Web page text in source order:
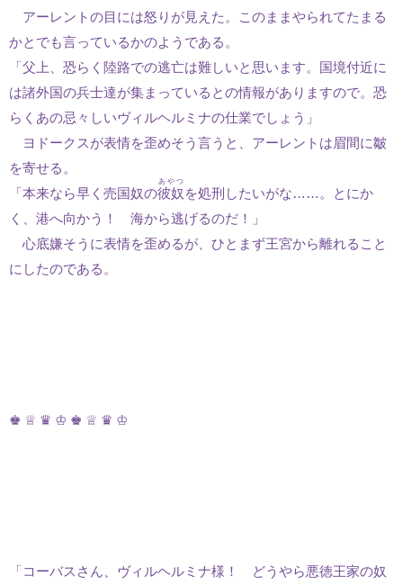
アーレントの目には怒りが見えた。このままやられてたまる
かとでも言っているかのようである。
「父上、恐らく陸路での逃亡は難しいと思います。国境付近に
は諸外国の兵士達が集まっているとの情報がありますので。恐
らくあの忌々しいヴィルヘルミナの仕業でしょう」
ヨドークスが表情を歪めそう言うと、アーレントは眉間に皺
を寄せる。
「本来なら早く売国奴の彼奴
あやつ
を処刑したいがな……。とにか
く、港へ向かう！ 海から逃げるのだ！」
心底嫌そうに表情を歪めるが、ひとまず王宮から離れること
にしたのである。
♚ ♕ ♛ ♔ ♚ ♕ ♛ ♔
「コーバスさん、ヴィルヘルミナ様！ どうやら悪徳王家の奴